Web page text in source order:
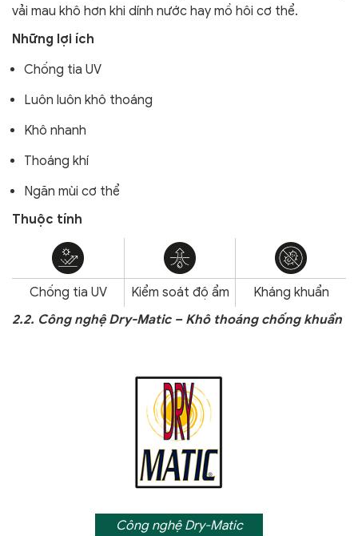
vải mau khô hơn khi dính nước hay mồ hôi cơ thể.
Những lợi ích
Chống tia UV
Luôn luôn khô thoáng
Khô nhanh
Thoáng khí
Ngăn mùi cơ thể
Thuộc tính
Chống tia UV Kiểm soát độ ẩm
Kháng khuẩn
2.2. Công nghệ Dry-Matic – Khô thoáng chống khuẩn
Công nghệ Dry-Matic